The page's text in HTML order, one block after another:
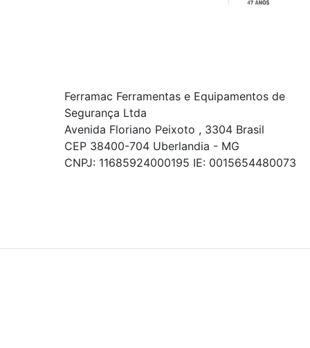
Ferramac Ferramentas e Equipamentos de
Segurança Ltda
Avenida Floriano Peixoto , 3304 Brasil
CEP 38400-704 Uberlandia - MG
CNPJ: 11685924000195 IE: 0015654480073